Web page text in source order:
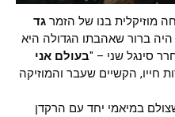
גד
היה ברור שאהבתו הגדולה היא
סינגל שני – "בעולם אני
חייו, הקשיים שעבר והמוזיקה
במיאמי יחד עם הרקדן